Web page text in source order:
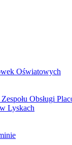
Oświatowych
Obsługi
Lyskach